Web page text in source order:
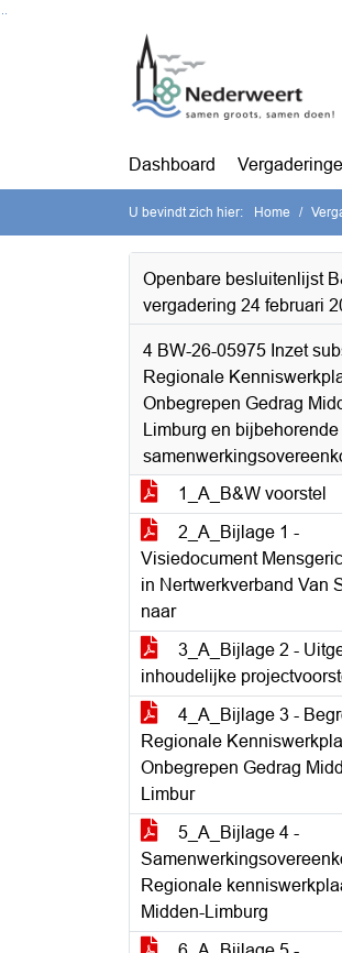
Dashboard
U bevindt zich hier: Home
Openbare besluitenlijst
vergadering 24 februari
4 BW-26-05975 Inzet
Regionale
Onbegrepen Gedrag
Limburg en bijbehorende
1_A_B&W voorstel
2_A_Bijlage 1 -
Visiedocument
in Nertwerkverband Van
naar
3_A_Bijlage 2 -
inhoudelijke
4_A_Bijlage 3 -
Regionale
Onbegrepen Gedrag
Limbur
5_A_Bijlage 4 -
Regionale
Midden-Limburg